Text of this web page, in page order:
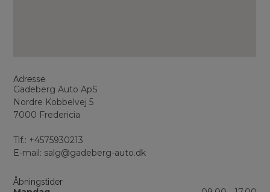
Adresse
Gadeberg Auto ApS
Nordre Kobbelvej 5
7000 Fredericia
Tlf.: +4575930213
E-mail: salg@gadeberg-auto.dk
Åbningstider